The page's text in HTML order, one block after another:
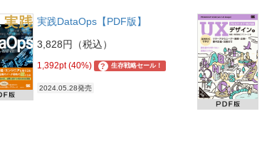
実践DataOps【PDF版】
3,828円（税込）
1,392pt (40%) ? 生存戦略セール！
2024.05.28発売